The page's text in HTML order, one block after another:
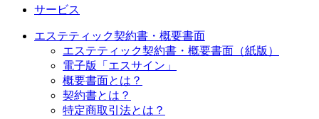
サービス
エステティック契約書・概要書面
エステティック契約書・概要書面（紙版）
電子版「エスサイン」
概要書面とは？
契約書とは？
特定商取引法とは？